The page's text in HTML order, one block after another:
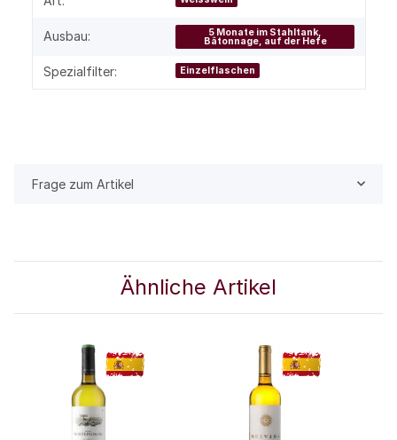
Ausbau: 5 Monate im Stahltank,
Bâtonnage, auf der Hefe
Spezialfilter: Einzelflaschen
Frage zum Artikel
Ähnliche Artikel